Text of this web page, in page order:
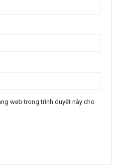
web trong trình duyệt này cho